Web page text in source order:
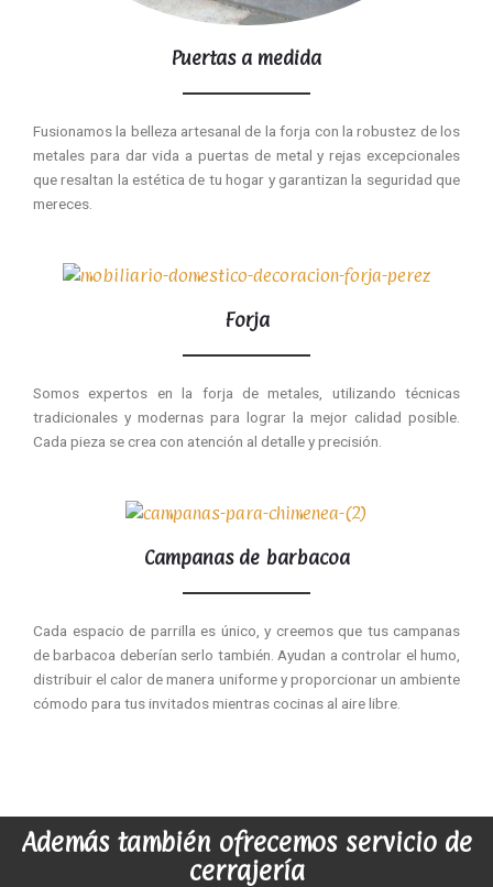
Puertas a medida
Fusionamos la belleza artesanal de la forja con la robustez de los
metales para dar vida a puertas de metal y rejas excepcionales
que resaltan la estética de tu hogar y garantizan la seguridad que
mereces.
Forja
Somos expertos en la forja de metales, utilizando técnicas
tradicionales y modernas para lograr la mejor calidad posible.
Cada pieza se crea con atención al detalle y precisión.
Campanas de barbacoa
Cada espacio de parrilla es único, y creemos que tus campanas
de barbacoa deberían serlo también. Ayudan a controlar el humo,
distribuir el calor de manera uniforme y proporcionar un ambiente
cómodo para tus invitados mientras cocinas al aire libre.
Además también ofrecemos servicio de
cerrajería